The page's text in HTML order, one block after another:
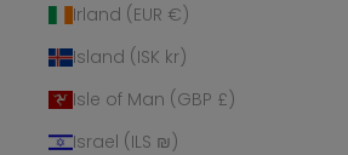
Irland (EUR €)
Island (ISK kr)
Isle of Man (GBP £)
Israel (ILS ₪)